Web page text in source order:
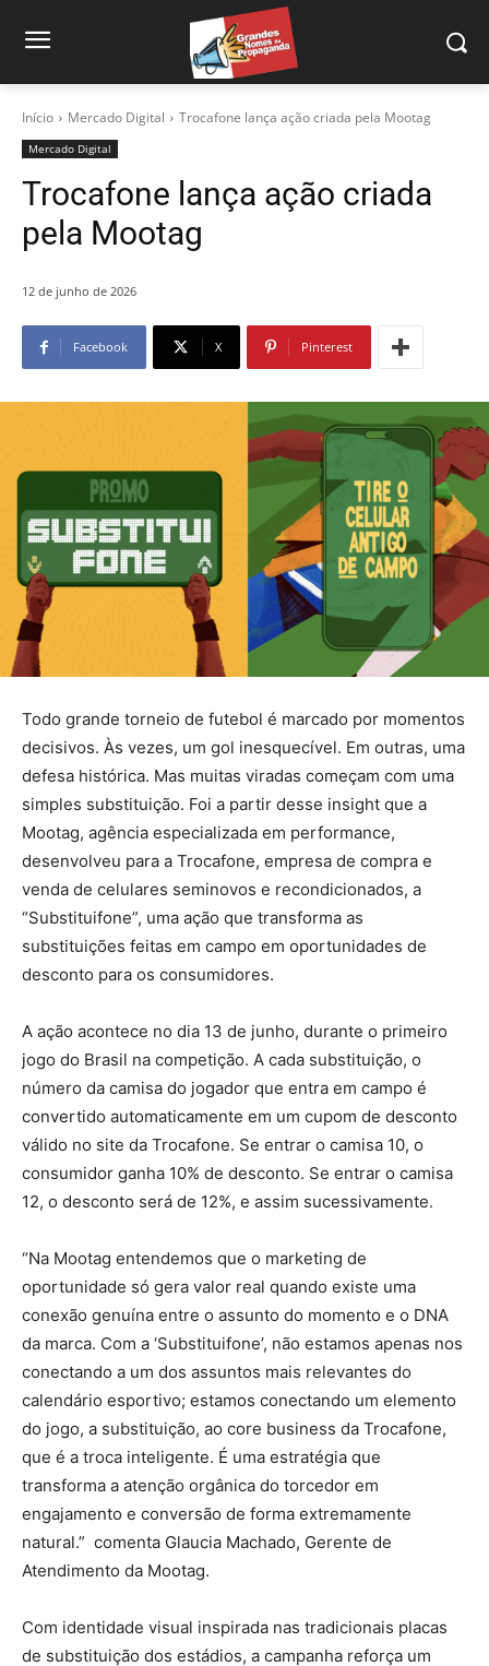
Início Mercado Digital Trocafone lança ação criada pela Mootag
Mercado Digital
Trocafone lança ação criada
pela Mootag
12 de junho de 2026
Facebook X Pinterest
Todo grande torneio de futebol é marcado por momentos
decisivos. Às vezes, um gol inesquecível. Em outras, uma
defesa histórica. Mas muitas viradas começam com uma
simples substituição. Foi a partir desse insight que a
Mootag, agência especializada em performance,
desenvolveu para a Trocafone, empresa de compra e
venda de celulares seminovos e recondicionados, a
“Substituifone”, uma ação que transforma as
substituições feitas em campo em oportunidades de
desconto para os consumidores.
A ação acontece no dia 13 de junho, durante o primeiro
jogo do Brasil na competição. A cada substituição, o
número da camisa do jogador que entra em campo é
convertido automaticamente em um cupom de desconto
válido no site da Trocafone. Se entrar o camisa 10, o
consumidor ganha 10% de desconto. Se entrar o camisa
12, o desconto será de 12%, e assim sucessivamente.
“Na Mootag entendemos que o marketing de
oportunidade só gera valor real quando existe uma
conexão genuína entre o assunto do momento e o DNA
da marca. Com a ‘Substituifone’, não estamos apenas nos
conectando a um dos assuntos mais relevantes do
calendário esportivo; estamos conectando um elemento
do jogo, a substituição, ao core business da Trocafone,
que é a troca inteligente. É uma estratégia que
transforma a atenção orgânica do torcedor em
engajamento e conversão de forma extremamente
natural.” comenta Glaucia Machado, Gerente de
Atendimento da Mootag.
Com identidade visual inspirada nas tradicionais placas
de substituição dos estádios, a campanha reforça um